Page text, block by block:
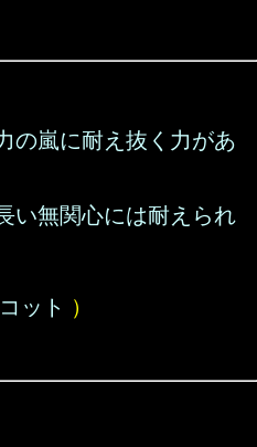
の嵐に耐え抜く力があ
い無関心には耐えられ
ット ）